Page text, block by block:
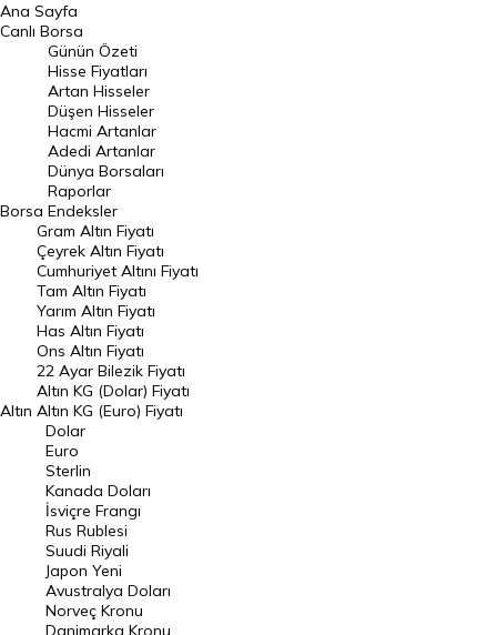
BIST 100 Hisseleri
En Çok Artan Hisseler
En Çok Düşen Hisseler
Hacmi Artanlar
Geçmiş Kapanışlar
Dünya Borsaları
Raporlar
Endeksler
DÖVİZ
Döviz Kuru
Dolar Kuru
Euro Kuru
Pound Kuru
Frank Kuru
Riyal Kuru
Avustralya Doları
Danimarka Kronu Kuru
Ana Sayfa
Canlı Borsa
Borsa
Günün Özeti
Hisse Fiyatları
Artan Hisseler
Düşen Hisseler
Hacmi Artanlar
Adedi Artanlar
Dünya Borsaları
Raporlar
Endeksler
Altın
Gram Altın Fiyatı
Çeyrek Altın Fiyatı
Cumhuriyet Altını Fiyatı
Tam Altın Fiyatı
Yarım Altın Fiyatı
Has Altın Fiyatı
Ons Altın Fiyatı
22 Ayar Bilezik Fiyatı
Altın KG (Dolar) Fiyatı
Altın KG (Euro) Fiyatı
Dolar
Euro
Sterlin
Kanada Doları
İsviçre Frangı
Rus Rublesi
Suudi Riyali
Japon Yeni
Avustralya Doları
Norveç Kronu
Danimarka Kronu